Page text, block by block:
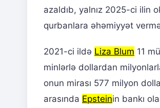
azaldıb, yalnız 2025-ci ilin
qurbanlara əhəmiyyət
2021-ci ildə Liza Blum 11
minlərlə dollardan
onun mirası 577 milyon
arasında Epsteinin bankı